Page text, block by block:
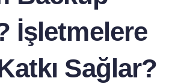
İşletmelere
Sağlar?